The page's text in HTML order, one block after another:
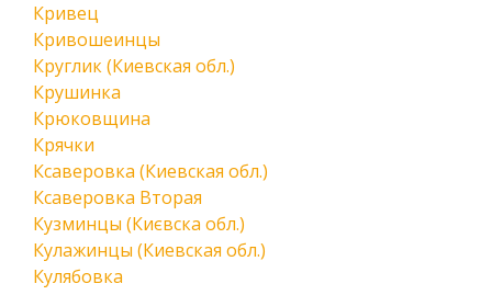
Кривец
Кривошеинцы
Круглик (Киевская обл.)
Крушинка
Крюковщина
Крячки
Ксаверовка (Киевская обл.)
Ксаверовка Вторая
Кузминцы (Києвска обл.)
Кулажинцы (Киевская обл.)
Кулябовка